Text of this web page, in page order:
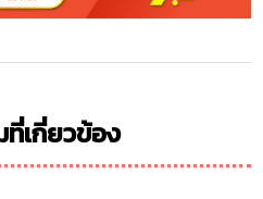
เกี่ยวข้อง